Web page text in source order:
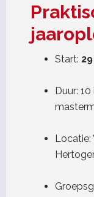
Start:
Duur:
Locatie: